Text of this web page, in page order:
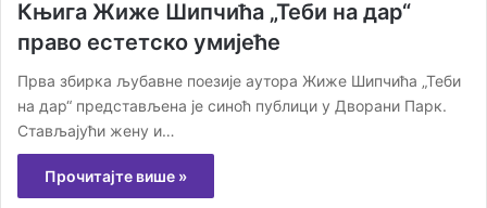
Књига Жиже Шипчића „Теби на дар“
право естетско умијеће
Прва збирка љубавне поезије аутора Жиже Шипчића „Теби
на дар“ представљена је синоћ публици у Дворани Парк.
Стављајући жену и…
Прочитајте више »